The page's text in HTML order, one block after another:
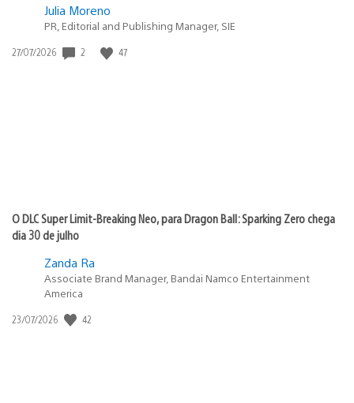
Julia Moreno
PR, Editorial and Publishing Manager, SIE
Data
27/07/2026 2 47
O DLC Super Limit-Breaking Neo, para Dragon Ball: Sparking Zero chega
dia 30 de julho
Zanda Ra
Associate Brand Manager, Bandai Namco Entertainment
America
Data
23/07/2026 42